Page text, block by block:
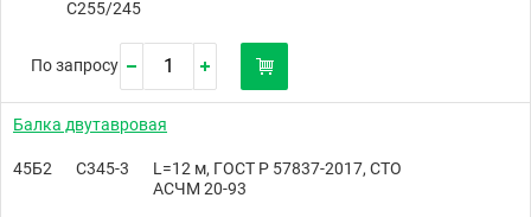
С255/245
По запросу
Балка двутавровая
45Б2 С345-3
L=12 м, ГОСТ Р 57837-2017, СТО
АСЧМ 20-93